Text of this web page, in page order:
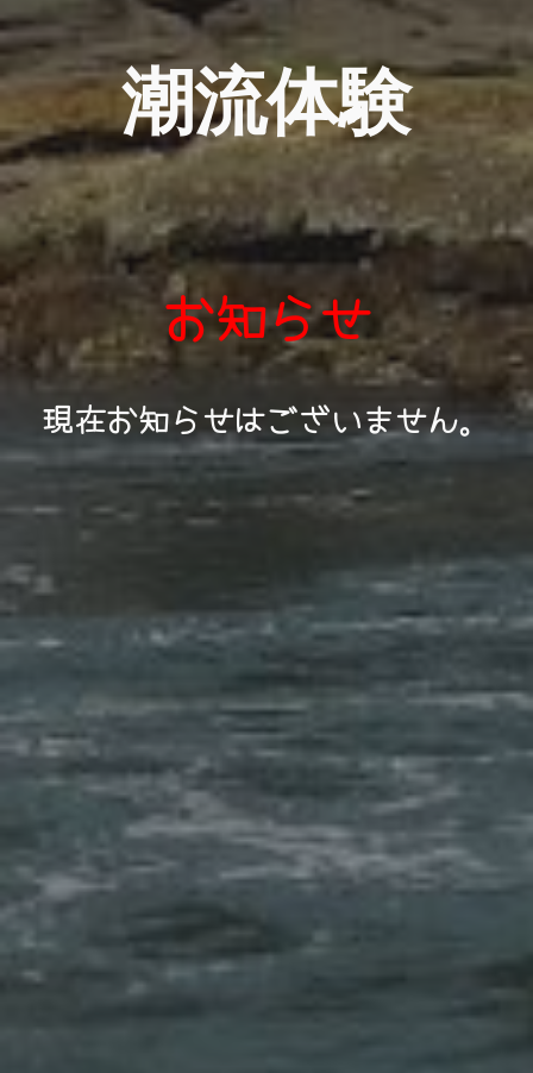
潮流体験
お知らせ
現在お知らせはございません。